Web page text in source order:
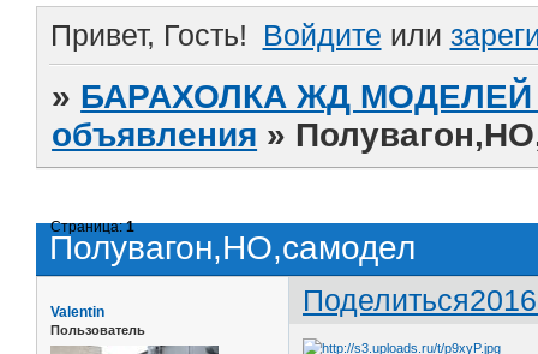
Привет, Гость! Войдите или
» БАРАХОЛКА ЖД МОДЕЛЕЙ
объявления »
Полувагон,НО,самодел
Страница:1
Поделиться
Valentin
Пользователь